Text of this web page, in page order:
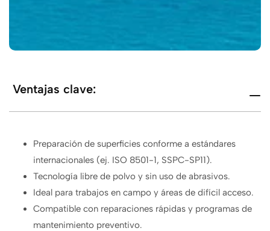
Ventajas clave:
Preparación de superficies conforme a estándares
internacionales (ej. ISO 8501-1, SSPC-SP11).
Tecnología libre de polvo y sin uso de abrasivos.
Ideal para trabajos en campo y áreas de difícil acceso.
Compatible con reparaciones rápidas y programas de
mantenimiento preventivo.